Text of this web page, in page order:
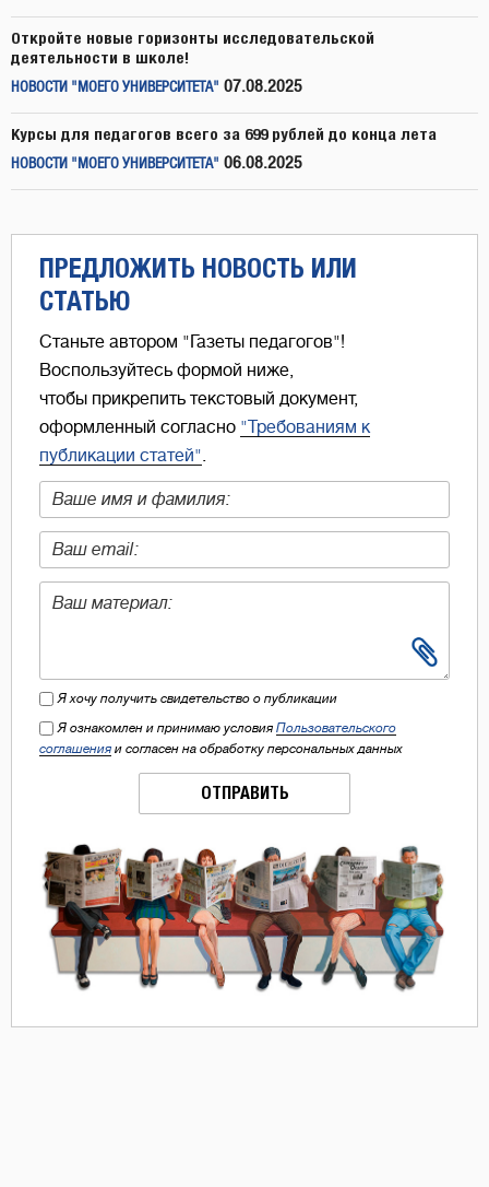
Откройте новые горизонты исследовательской
деятельности в школе!
НОВОСТИ "МОЕГО УНИВЕРСИТЕТА" 07.08.2025
Курсы для педагогов всего за 699 рублей до конца лета
НОВОСТИ "МОЕГО УНИВЕРСИТЕТА" 06.08.2025
ПРЕДЛОЖИТЬ НОВОСТЬ ИЛИ
СТАТЬЮ
Станьте автором "Газеты педагогов"!
Воспользуйтесь формой ниже,
чтобы прикрепить текстовый документ,
оформленный согласно "Требованиям к
публикации статей"
Я хочу получить свидетельство о публикации
Я ознакомлен и принимаю условия Пользовательского
соглашения и согласен на обработку персональных данных
ОТПРАВИТЬ